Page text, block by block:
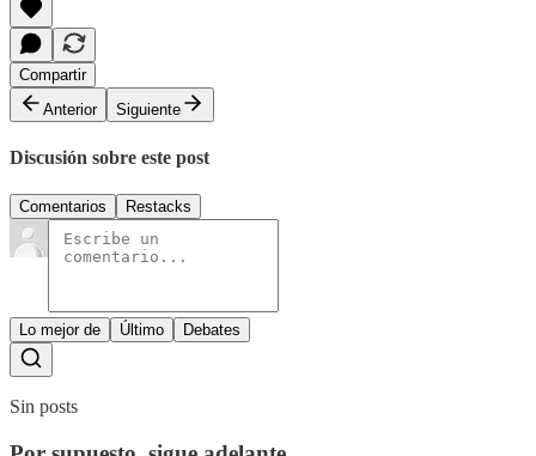
Compartir
Anterior
Siguiente
Discusión sobre este post
Comentarios Restacks
Lo mejor de Último Debates
Sin posts